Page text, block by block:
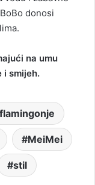
donosi
na umu
i smijeh.
flamingonje
MeiMei
stil